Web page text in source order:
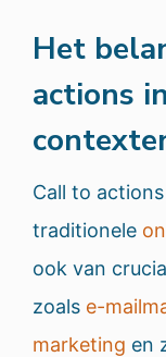
Het
actions
Call to
traditionele
ook van
zoals e-
marketing en